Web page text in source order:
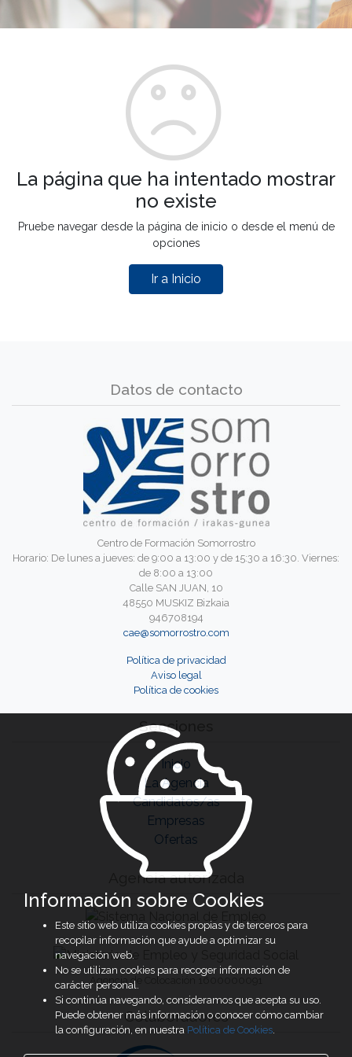
La página que ha intentado mostrar
no existe
Pruebe navegar desde la página de inicio o desde el menú de
opciones
Ir a Inicio
Datos de contacto
Centro de Formación Somorrostro
Horario: De lunes a jueves: de 9:00 a 13:00 y de 15:30 a 16:30. Viernes:
de 8:00 a 13:00
Calle SAN JUAN, 10
48550 MUSKIZ Bizkaia
946708194
cae@somorrostro.com
Política de privacidad
Aviso legal
Política de cookies
Secciones
Inicio
La Agencia
Candidatos/as
Empresas
Ofertas
Agencia autorizada
Agencia de Colocación 1600000091
Colaboradores
Información sobre Cookies
Este sitio web utiliza cookies propias y de terceros para
recopilar información que ayude a optimizar su
navegación web.
No se utilizan cookies para recoger información de
carácter personal.
Si continúa navegando, consideramos que acepta su uso.
Puede obtener más información o conocer cómo cambiar
la configuración, en nuestra Política de Cookies.